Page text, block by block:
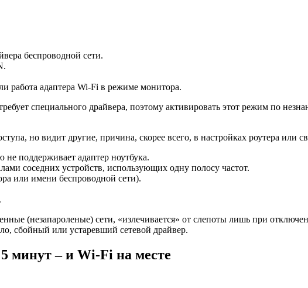
беспроводной сети.
работа адаптера Wi-Fi в режиме монитора.
специального драйвера, поэтому активировать этот режим по
но видит другие, причина, скорее всего, в настройках роутера или
не поддерживает адаптер ноутбука.
соседних устройств, использующих одну полосу частот.
или имени беспроводной сети).
(незапароленые) сети, «излечивается» от слепоты лишь при
сбойный или устаревший сетевой драйвер.
минут – и Wi-Fi на месте